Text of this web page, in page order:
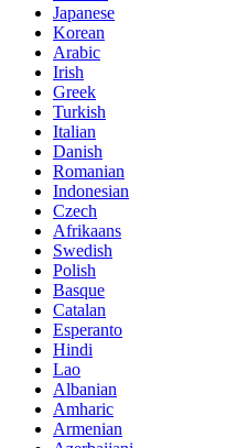
Japanese
Korean
Arabic
Irish
Greek
Turkish
Italian
Danish
Romanian
Indonesian
Czech
Afrikaans
Swedish
Polish
Basque
Catalan
Esperanto
Hindi
Lao
Albanian
Amharic
Armenian